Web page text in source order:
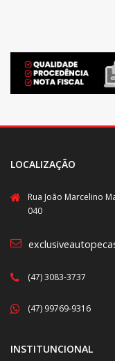
LOCALIZAÇÃO
Rua João Marcelino
040
(47) 3083-3737
(47) 99769-9316
INSTITUNCIONAL